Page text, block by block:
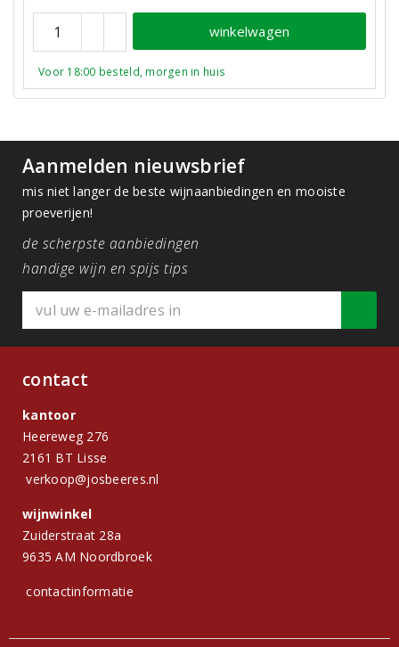
winkelwagen
Voor 18:00 besteld, morgen in huis
Aanmelden nieuwsbrief
mis niet langer de beste wijnaanbiedingen en mooiste
proeverijen!
de scherpste aanbiedingen
handige wijn en spijs tips
contact
kantoor
Heereweg 276
2161 BT Lisse
verkoop@josbeeres.nl
wijnwinkel
Zuiderstraat 28a
9635 AM Noordbroek
contactinformatie